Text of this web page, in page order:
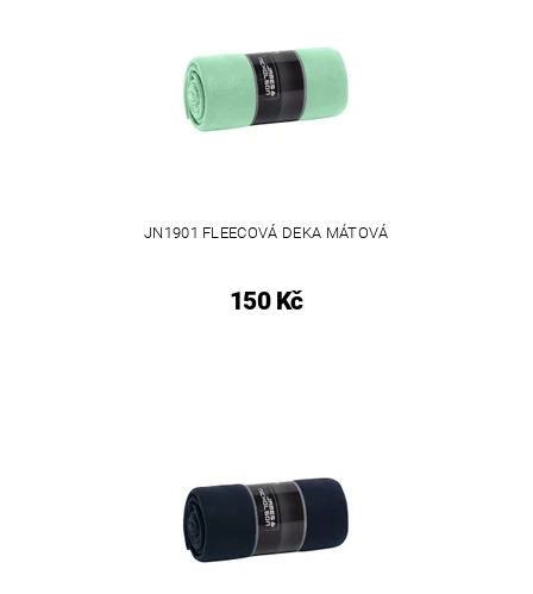
JN1901 FLEECOVÁ DEKA MÁTOVÁ
150 Kč